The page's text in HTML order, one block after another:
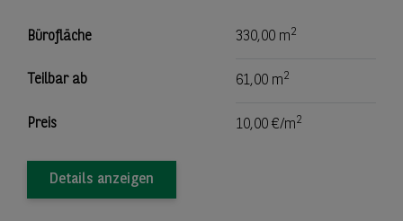
Bürofläche 330,00 m2
Teilbar ab 61,00 m2
Preis 10,00 €/m2
Details anzeigen